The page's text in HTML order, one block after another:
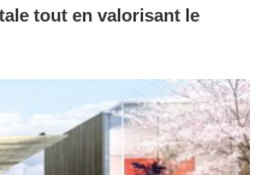
tout en valorisant le